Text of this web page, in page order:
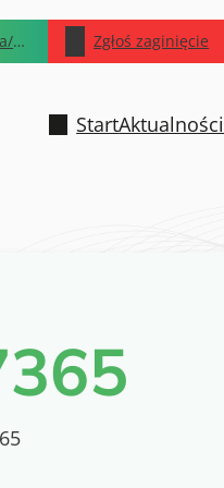
Zarejestruj psa/kota Zgłoś zaginięcie
StartAktualności